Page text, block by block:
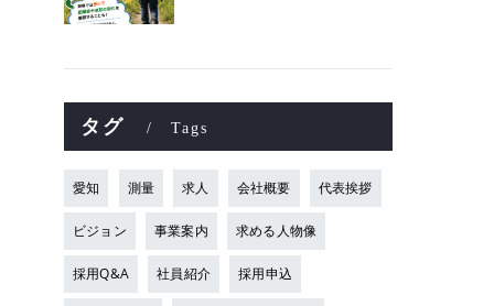
タグ Tags
愛知 測量 求人 会社概要 代表挨拶
ビジョン 事業案内 求める人物像
採用Q&A 社員紹介 採用申込